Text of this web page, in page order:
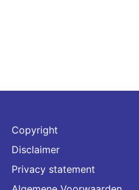
Copyright
Disclaimer
Privacy statement